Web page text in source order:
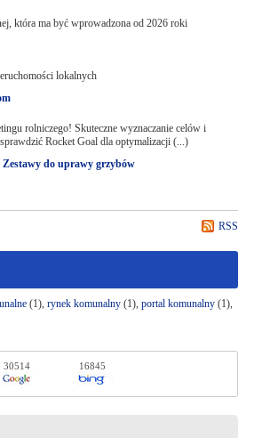
która ma być wprowadzona od 2026 roki
lokalnych
rolniczego! Skuteczne wyznaczanie celów i
Rocket Goal dla optymalizacji (...)
do uprawy grzybów
RSS
(1), rynek komunalny(1), portal komunalny(1),
30514 16845